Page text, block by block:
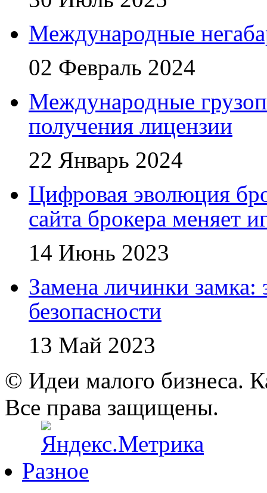
Международные
02 Февраль 2024
Международные
получения лицензии
22 Январь 2024
Цифровая эволюция
сайта брокера меняет
14 Июнь 2023
Замена личинки замка:
безопасности
13 Май 2023
© Идеи малого бизнеса.
Все права защищены.
Разное